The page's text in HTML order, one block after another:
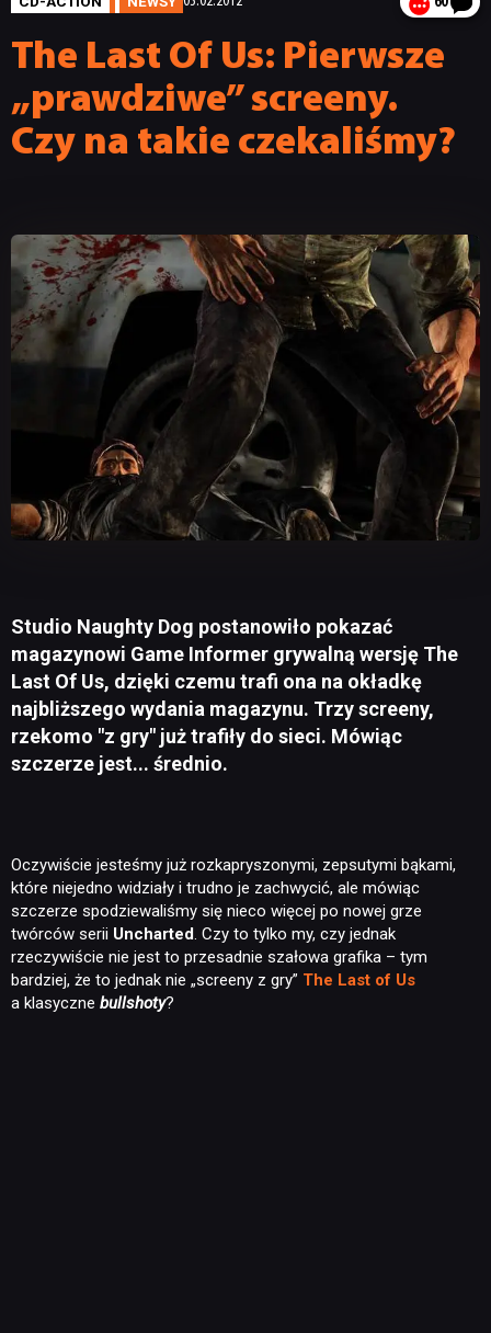
The Last Of Us: Pierwsze
„prawdziwe” screeny.
Czy na takie czekaliśmy?
Studio Naughty Dog postanowiło pokazać
magazynowi Game Informer grywalną wersję The
Last Of Us, dzięki czemu trafi ona na okładkę
najbliższego wydania magazynu. Trzy screeny,
rzekomo "z gry" już trafiły do sieci. Mówiąc
szczerze jest... średnio.
Oczywiście jesteśmy już rozkapryszonymi, zepsutymi bąkami,
które niejedno widziały i trudno je zachwycić, ale mówiąc
szczerze spodziewaliśmy się nieco więcej po nowej grze
twórców serii Uncharted. Czy to tylko my, czy jednak
rzeczywiście nie jest to przesadnie szałowa grafika – tym
bardziej, że to jednak nie „screeny z gry” The Last of Us
a klasyczne bullshoty?